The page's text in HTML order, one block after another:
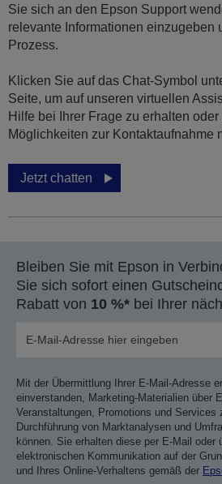
Sie sich an den Epson Support
relevante Informationen einzugeben
Prozess.
Klicken Sie auf das Chat-Symbol
Seite, um auf unseren virtuellen
Hilfe bei Ihrer Frage zu erhalten
Möglichkeiten zur Kontaktaufnahme
Jetzt chatten
Bleiben Sie mit Epson in
Sie sich sofort einen
Rabatt von 10 %* bei Ihrer
Mit der Übermittlung Ihrer E-Mail-Adresse
einverstanden, Marketing-Materialien über
Veranstaltungen, Promotions und Services
Durchführung von Marktanalysen und
können. Sie erhalten diese per E-Mail oder
elektronischen Kommunikation auf der
und Ihres Online-Verhaltens gemäß der